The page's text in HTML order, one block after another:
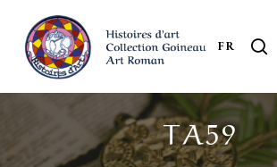
main
content
FR
TA59